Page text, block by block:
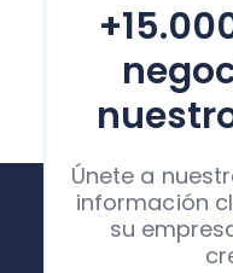
Únete a
información
su